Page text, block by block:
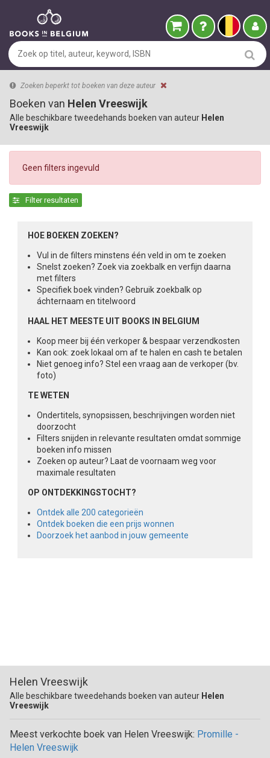
Zoeken beperkt tot boeken van deze auteur
Boeken van Helen Vreeswijk
Alle beschikbare tweedehands boeken van auteur Helen
Vreeswijk
Geen filters ingevuld
Filter resultaten
HOE BOEKEN ZOEKEN?
Vul in de filters minstens één veld in om te zoeken
Snelst zoeken? Zoek via zoekbalk en verfijn daarna
met filters
Specifiek boek vinden? Gebruik zoekbalk op
áchternaam en titelwoord
HAAL HET MEESTE UIT BOOKS IN BELGIUM
Koop meer bij één verkoper & bespaar verzendkosten
Kan ook: zoek lokaal om af te halen en cash te betalen
Niet genoeg info? Stel een vraag aan de verkoper (bv.
foto)
TE WETEN
Ondertitels, synopsissen, beschrijvingen worden niet
doorzocht
Filters snijden in relevante resultaten omdat sommige
boeken info missen
Zoeken op auteur? Laat de voornaam weg voor
maximale resultaten
OP ONTDEKKINGSTOCHT?
Ontdek alle 200 categorieën
Ontdek boeken die een prijs wonnen
Doorzoek het aanbod in jouw gemeente
Helen Vreeswijk
Alle beschikbare tweedehands boeken van auteur Helen
Vreeswijk
Meest verkochte boek van Helen Vreeswijk: Promille -
Helen Vreeswijk